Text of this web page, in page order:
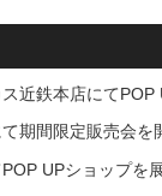
近鉄本店にて
期間限定販売会を
UPショップを